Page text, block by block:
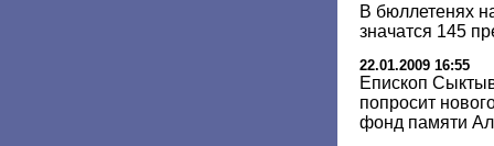
В бюллетенях
значатся 145
22.01.2009 16:55
Епископ
попросит
фонд памяти